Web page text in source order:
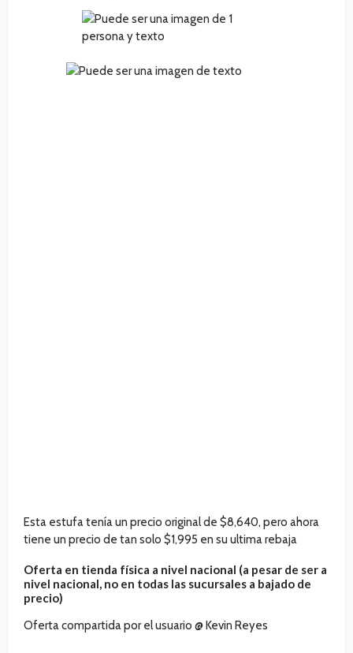
Esta estufa tenía un precio original de $8,640, pero ahora
tiene un precio de tan solo $1,995 en su ultima rebaja
Oferta en tienda física a nivel nacional (a pesar de ser a
nivel nacional, no en todas las sucursales a bajado de
precio)
Oferta compartida por el usuario @ Kevin Reyes